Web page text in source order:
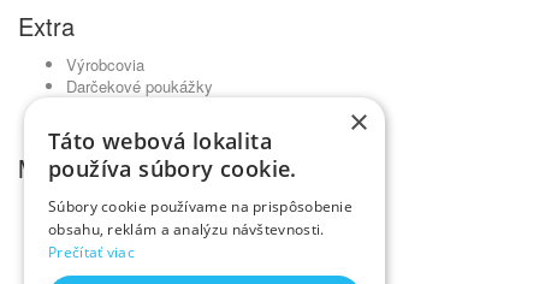
Extra
Výrobcovia
Darčekové poukážky
Akciový tovar
Môj účet
Môj účet
História objednávok
Obľúbené produkty
Novinky
×
Táto webová lokalita
používa súbory cookie.
Súbory cookie používame na prispôsobenie
obsahu, reklám a analýzu návštevnosti.
Prečítať viac